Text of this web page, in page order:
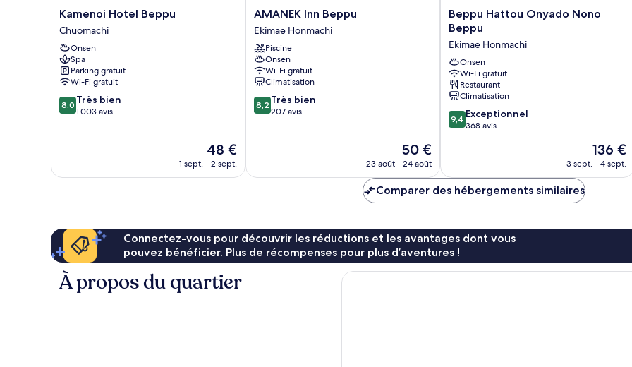
Spa
Suite
Room)
Kamenoi
Hotel
Beppu
Chuomachi
Kamenoi Hotel Beppu
Chuomachi
Onsen
Spa
Parking gratuit
Wi-Fi gratuit
8.0
sur
8,0 Très bien
1 003 avis
Le
nouveau
48 €
1 sept. - 2 sept.
AMANEK
Inn
Beppu
Ekimae
Honmachi
AMANEK Inn Beppu
Ekimae Honmachi
Piscine
Onsen
Wi-Fi gratuit
Climatisation
8.2
sur
8,2 Très bien
207 avis
Le
nouveau
de
50 €
23 août - 24 août
Beppu
Hattou
Onyado
Nono
Beppu
Ekimae
Honmachi
Beppu Hattou Onyado Nono
Beppu
Ekimae Honmachi
Onsen
Wi-Fi gratuit
Restaurant
Climatisation
9.4
sur
9,4 Exceptionnel
368 avis
Le
nouveau
136 €
3 sept. - 4 sept.
Comparer des hébergements similaires
Connectez-vous pour découvrir les réductions et les avantages dont vous
pouvez bénéficier. Plus de récompenses pour plus d’aventures !
À propos du quartier